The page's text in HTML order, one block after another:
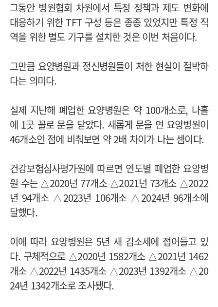
그동안 병원협회 차원에서 특정 정책과 제도 변화에
대응하기 위한 TFT 구성 등은 종종 있었지만 특정 직
역을 위한 별도 기구를 설치한 것은 이번 처음이다.
그만큼 요양병원과 정신병원들이 처한 현실이 절박하
다는 의미다.
실제 지난해 폐업한 요양병원은 약 100개소로, 나흘
에 1곳 꼴로 문을 닫았다. 새롭게 문을 연 요양병원이
46개소인 점에 비춰보면 약 2배 차이가 나는 셈이다.
건강보험심사평가원에 따르면 연도별 폐업한 요양병
원 수는 △2020년 77개소 △2021년 73개소 △2022
년 94개소 △2023년 106개소 △2024년 96개소에
달했다.
이에 따라 요양병원은 5년 새 감소세에 접어들고 있
다. 구체적으로 △2020년 1582개소 △2021년 1462
개소 △2022년 1435개소 △2023년 1392개소 △20
24년 1342개소로 조사됐다.